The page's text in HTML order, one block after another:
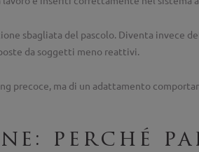
sbagliata del pascolo. Diventa invece
da soggetti meno reattivi.
precoce, ma di un adattamento
perché